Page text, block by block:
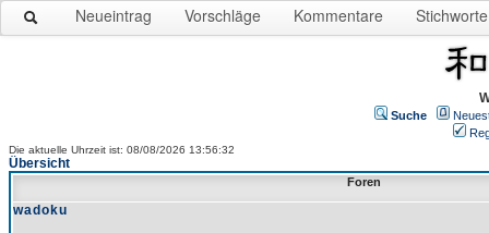
Neueintrag Vorschläge Kommentare Stichworte
Suche
Die aktuelle Uhrzeit ist: 08/08/2026 13:56:32
Übersicht
Foren
wadoku